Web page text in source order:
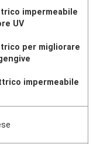
impermeabile
UV
per migliorare
impermeabile